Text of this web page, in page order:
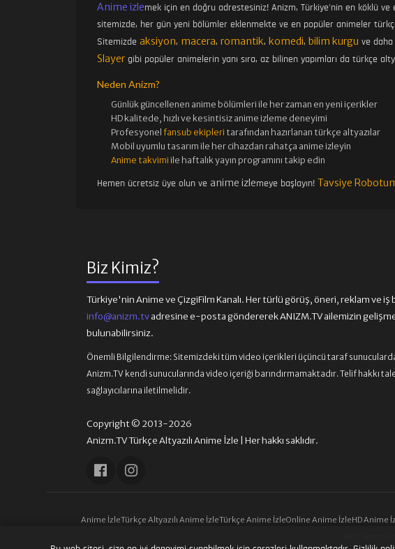
Anime izlemek için en doğru adrestesiniz! Anizm, Türkiye'nin en köklü ve
sitemizde, her gün yeni bölümler eklenmekte ve en popüler animeler
Sitemizde aksiyon, macera, romantik, komedi, bilim kurgu ve
Slayergibi popüler animelerin yanı sıra, az bilinen yapımları da türkçe
Neden Anizm?
Günlük güncellenen anime bölümleri ile her zaman en yeni içerikler
HD kalitede, hızlı ve kesintisiz anime izleme deneyimi
Profesyonel fansub ekipleri tarafından hazırlanan türkçe altyazılar
Mobil uyumlu tasarım ile her cihazdan rahatça anime izleyin
Anime takvimi ile haftalık yayın programını takip edin
Hemen ücretsiz üye olun ve anime izlemeye başlayın! Tavsiye
Biz Kimiz?
Türkiye'nin Anime ve ÇizgiFilm Kanalı. Her türlü görüş, öneri, reklam ve
info@anizm.tvadresine e-posta göndererek ANIZM.TV ailemizin
bulunabilirsiniz.
Önemli Bilgilendirme:Sitemizdeki tüm video içerikleri üçüncü taraf sunucularda
Anizm.TV kendi sunucularında video içeriği barındırmamaktadır. Telif hakkı
sağlayıcılarına iletilmelidir.
Copyright © 2013-2026
Anizm.TV Türkçe Altyazılı Anime İzle | Her hakkı saklıdır.
Anime İzleTürkçe Altyazılı Anime İzleTürkçe Anime İzleOnline Anime İzleHD Anime